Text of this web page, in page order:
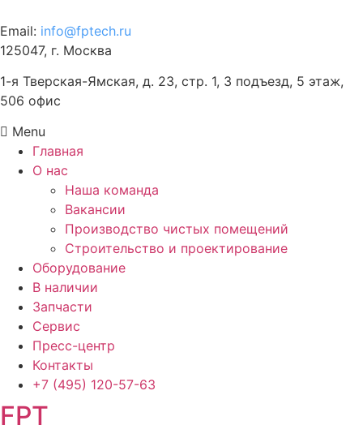
Email: info@fptech.ru
125047, г. Москва
1-я Тверская-Ямская, д. 23, стр. 1, 3 подъезд, 5 этаж,
506 офис
Menu
Главная
О нас
Наша команда
Вакансии
Производство чистых помещений
Строительство и проектирование
Оборудование
В наличии
Запчасти
Сервис
Пресс-центр
Контакты
+7 (495) 120-57-63
FPT